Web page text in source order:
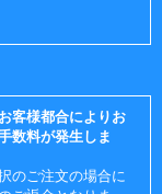
客様都合によりお
数料が発生しま
のご注文の場合に